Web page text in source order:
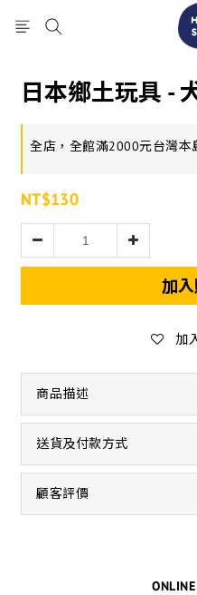
日本鄉土玩具 -
全店，全館滿2000元台灣本
NT$130
加
加
商品描述
送貨及付款方式
顧客評價
ONLINE